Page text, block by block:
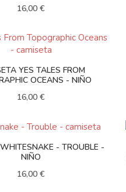
16,00 €
YES TALES FROM
OCEANS - NIÑO
16,00 €
- TROUBLE -
NIÑO
16,00 €